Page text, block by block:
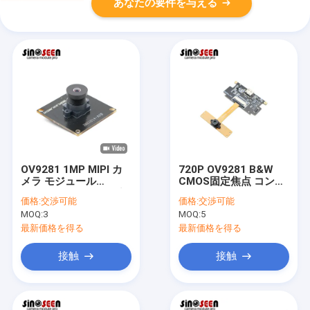
あなたの要件を与える
OV9281 1MP MIPI カ
メラ モジュール
ローバルシャッター
価格:交渉可能
MOQ:3
最新価格を得る
接触
720P OV9281 B&W
CMOS固定焦点 コンパ
ール
価格:交渉可能
MOQ:5
最新価格を得る
接触